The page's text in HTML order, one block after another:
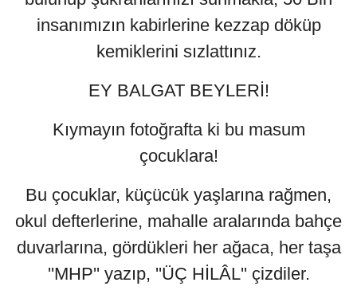
insanımızın kabirlerine kezzap döküp
kemiklerini sızlattınız.
EY BALGAT BEYLERİ!
Kıymayın fotoğrafta ki bu masum
çocuklara!
Bu çocuklar, küçücük yaşlarına rağmen,
okul defterlerine, mahalle aralarında bahçe
duvarlarına, gördükleri her ağaca, her taşa
''MHP'' yazıp, ''ÜÇ HİLÂL'' çizdiler.